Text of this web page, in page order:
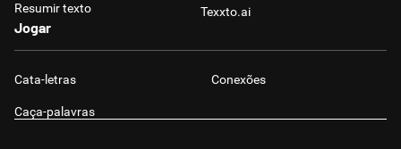
Resumir texto Texxto.ai
Jogar
Cata-letras Conexões
Caça-palavras